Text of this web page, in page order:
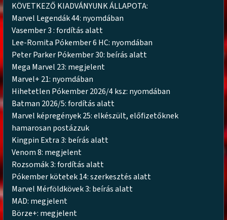
KÖVETKEZŐ KIADVÁNYUNK ÁLLAPOTA:
Marvel Legendák 44: nyomdában
Vasember 3 : fordítás alatt
Lee-Romita Pókember 6 HC: nyomdában
Peter Parker Pókember 30: beírás alatt
Mega Marvel 23: megjelent
Marvel+ 21: nyomdában
Hihetetlen Pókember 2026/4 ksz: nyomdában
Batman 2026/5: fordítás alatt
Marvel képregények 25: elkészült, előfizetőknek
hamarosan postázzuk
Kingpin Extra 3: beírás alatt
Venom 8: megjelent
Rozsomák 3: fordítás alatt
Pókember kötetek 14: szerkesztés alatt
Marvel Mérföldkövek 3: beírás alatt
MAD: megjelent
Börze+: megjelent